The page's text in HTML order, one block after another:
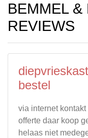
BEMMEL &
REVIEWS
bestel
via internet
offerte daar koop
helaas niet